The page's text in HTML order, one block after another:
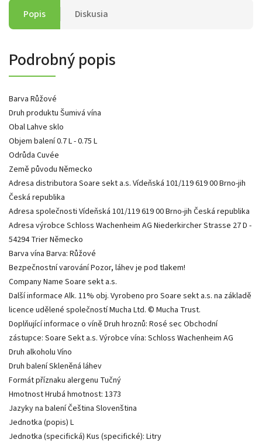
Popis Diskusia
Podrobný popis
Barva Růžové
Druh produktu Šumivá vína
Obal Lahve sklo
Objem balení 0.7 L - 0.75 L
Odrůda Cuvée
Země původu Německo
Adresa distributora Soare sekt a.s. Vídeňská 101/119 619 00 Brno-jih
Česká republika
Adresa společnosti Vídeňská 101/119 619 00 Brno-jih Česká republika
Adresa výrobce Schloss Wachenheim AG Niederkircher Strasse 27 D -
54294 Trier Německo
Barva vína Barva: Růžové
Bezpečnostní varování Pozor, láhev je pod tlakem!
Company Name Soare sekt a.s.
Další informace Alk. 11% obj. Vyrobeno pro Soare sekt a.s. na základě
licence udělené společností Mucha Ltd. © Mucha Trust.
Doplňující informace o víně Druh hroznů: Rosé sec Obchodní
zástupce: Soare Sekt a.s. Výrobce vína: Schloss Wachenheim AG
Druh alkoholu Víno
Druh balení Skleněná láhev
Formát příznaku alergenu Tučný
Hmotnost Hrubá hmotnost: 1373
Jazyky na balení Čeština Slovenština
Jednotka (popis) L
Jednotka (specifická) Kus (specifické): Litry